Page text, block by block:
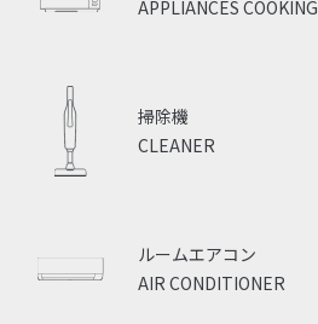
APPLIANCES COOKING
CLEANER
掃除機
AIR CONDITIONER
ルームエアコン